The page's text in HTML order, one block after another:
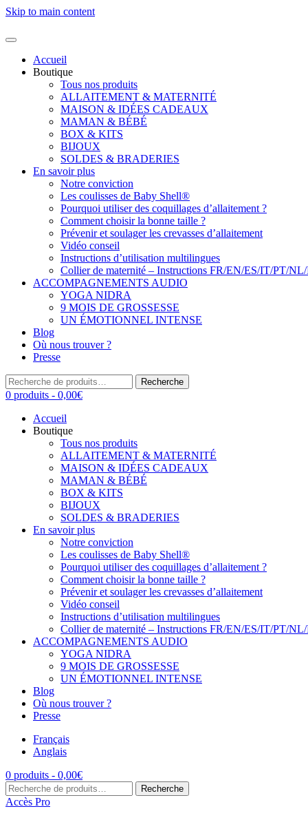
Skip to main content
Accueil
Boutique
Tous nos produits
ALLAITEMENT & MATERNITÉ
MAISON & IDÉES CADEAUX
MAMAN & BÉBÉ
BOX & KITS
BIJOUX
SOLDES & BRADERIES
En savoir plus
Notre conviction
Les coulisses de Baby Shell®
Pourquoi utiliser des coquillages d’allaitement ?
Comment choisir la bonne taille ?
Prévenir et soulager les crevasses d’allaitement
Vidéo conseil
Instructions d’utilisation multilingues
Collier de maternité – Instructions FR/EN/ES/IT/PT/
ACCOMPAGNEMENTS AUDIO
YOGA NIDRA
9 MOIS DE GROSSESSE
UN ÉMOTIONNEL INTENSE
Blog
Où nous trouver ?
Presse
Recherche
pour :
Recherche
0 produits - 0,00€
Accueil
Boutique
Tous nos produits
ALLAITEMENT & MATERNITÉ
MAISON & IDÉES CADEAUX
MAMAN & BÉBÉ
BOX & KITS
BIJOUX
SOLDES & BRADERIES
En savoir plus
Notre conviction
Les coulisses de Baby Shell®
Pourquoi utiliser des coquillages d’allaitement ?
Comment choisir la bonne taille ?
Prévenir et soulager les crevasses d’allaitement
Vidéo conseil
Instructions d’utilisation multilingues
Collier de maternité – Instructions FR/EN/ES/IT/PT/
ACCOMPAGNEMENTS AUDIO
YOGA NIDRA
9 MOIS DE GROSSESSE
UN ÉMOTIONNEL INTENSE
Blog
Où nous trouver ?
Presse
Français
Anglais
0 produits - 0,00€
Recherche
pour :
Recherche
Accès Pro